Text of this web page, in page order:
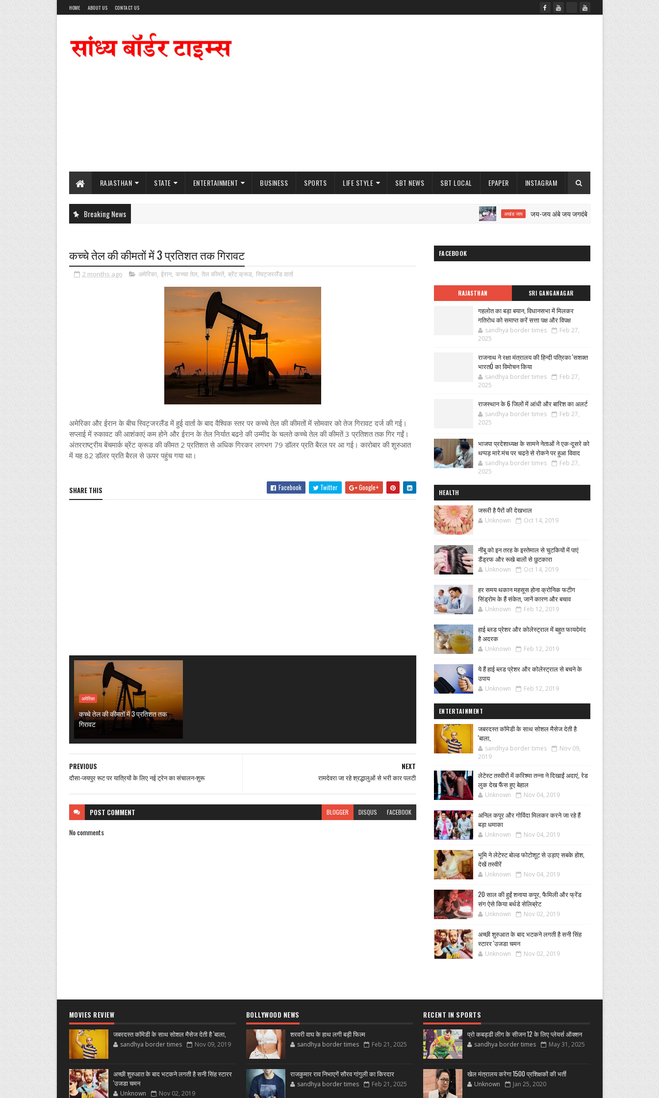
HOME ABOUT US CONTACT US
RAJASTHAN STATE ENTERTAINMENT BUSINESS SPORTS LIFE STYLE SBT NEWS SBT LOCAL EPAPER INSTAGRAM
Breaking News अखंड जाप जय-जय अंबे जय जगदंबे का 12 घंटे का अखंड जाप शुरू
कच्चे तेल की कीमतों में 3 प्रतिशत तक गिरावट
2 months ago अमेरिका, ईरान, कच्चा तेल, तेल कीमतें, ब्रेंट क्रूड, स्विट्जरलैंड वार्ता
अमेरिका और ईरान के बीच स्विट्जरलैंड में हुई वार्ता के बाद वैश्विक स्तर पर कच्चे तेल की कीमतों में सोमवार को तेज गिरावट दर्ज की गई।
सप्लाई में रुकावट की आशंकाएं कम होने और ईरान के तेल निर्यात बढऩे की उम्मीद के चलते कच्चे तेल की कीमतें 3 प्रतिशत तक गिर गईं।
अंतरराष्ट्रीय बेंचमार्क ब्रेंट क्रूड की कीमत 2 प्रतिशत से अधिक गिरकर लगभग 79 डॉलर प्रति बैरल पर आ गई। कारोबार की शुरुआत
में यह 82 डॉलर प्रति बैरल से ऊपर पहुंच गया था।
SHARE THIS Facebook Twitter Google+
अमेरिका
कच्चे तेल की कीमतों में 3 प्रतिशत तक
गिरावट
NEXT
रामदेवरा जा रहे श्रद्धालुओं से भरी कार पलटी
PREVIOUS
दौसा-जयपुर रूट पर यात्रियों के लिए नई ट्रेन का संचालन-शुरू
POST COMMENT BLOGGER DISQUS FACEBOOK
No comments
FACEBOOK
RAJASTHAN SRI GANGANAGAR
गहलोत का बड़ा बयान, विधानसभा में मिलकर
गतिरोध को समाप्त करें सत्ता पक्ष और विपक्ष
sandhya border times
Feb 27,
2025
राजनाथ ने रक्षा मंत्रालय की हिन्दी पत्रिका 'सशक्त
भारतÓ का विमोचन किया
sandhya border times
Feb 27,
2025
राजस्थान के 6 जिलों में आंधी और बारिश का अलर्ट
sandhya border times
Feb 27,
2025
भाजपा प्रदेशाध्यक्ष के सामने नेताओं ने एक-दूसरे को
थप्पड़ मारे:मंच पर चढऩे से रोकने पर हुआ विवाद
sandhya border times
Feb 27,
2025
HEALTH
जरूरी है पैरों की देखभाल
Unknown Oct 14, 2019
नींबू को इन तरह के इस्तेमाल से चुटकियों में पाएं
डैंड्रफ और रूखे बालों से छुटकारा
Unknown Oct 14, 2019
हर समय थकान महसूस होना क्रोनिक फटीग
सिंड्रोम के हैं संकेत, जानें कारण और बचाव
Unknown Feb 12, 2019
हाई ब्लड प्रेशर और कोलेस्ट्राल में बहुत फायदेमंद
है अदरक
Unknown Feb 12, 2019
ये हैं हाई ब्लड प्रेशर और कोलेस्ट्राल से बचने के
उपाय
Unknown Feb 12, 2019
ENTERTAINMENT
जबरदस्त कॉमेडी के साथ सोशल मैसेज देती है
'बाला,
sandhya border times
Nov 09,
2019
लेटेस्ट तस्वीरों में करिश्मा तन्ना ने दिखाईं अदाएं, रेड
लुक देख फैंस हुए बेहाल
Unknown Nov 04, 2019
अनिल कपूर और गोविंदा मिलकर करने जा रहे हैं
बड़ा धमाका
Unknown Nov 04, 2019
भूमि ने लेटेस्ट बोल्ड फोटोशूट से उड़ाए सबके होश,
देखें तस्वीरें
Unknown Nov 04, 2019
20 साल की हुईं शनाया कपूर, फैमिली और फ्रेंड
संग ऐसे किया बर्थडे सेलिब्रेट
Unknown Nov 02, 2019
अच्छी शुरुआत के बाद भटकने लगती है सनी सिंह
स्टारर 'उजडा चमन
Unknown Nov 02, 2019
MOVIES REVIEW
जबरदस्त कॉमेडी के साथ सोशल मैसेज देती है 'बाला,
sandhya border times Nov 09, 2019
अच्छी शुरुआत के बाद भटकने लगती है सनी सिंह स्टारर
'उजडा चमन
Unknown Nov 02, 2019
BOLLYWOOD NEWS
शरवरी वाघ के हाथ लगी बड़ी फिल्म
sandhya border times Feb 21, 2025
राजकुमार राव निभाएगें सौरव गांगुली का किरदार
sandhya border times Feb 21, 2025
RECENT IN SPORTS
प्रो कबड्डी लीग के सीजन 12 के लिए प्लेयर्स ऑक्शन
sandhya border times May 31, 2025
खेल मंत्रालय करेगा 1500 प्रशिक्षकों की भर्ती
Unknown Jan 25, 2020